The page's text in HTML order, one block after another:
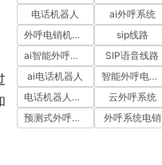
电话机器人
ai外呼系统
外呼电销机器人
sip线路
ai智能外呼系统
SIP语音线路
ai电话机器人
智能外呼电销机器人
电话机器人外呼
云外呼系统
预测式外呼系统
外呼系统电销